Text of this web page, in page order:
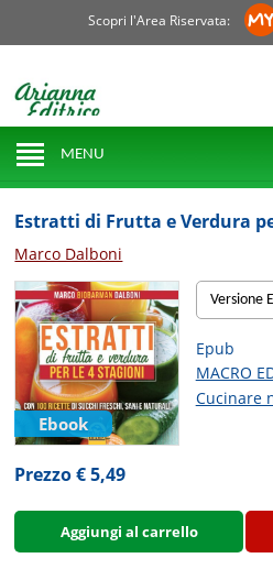
Scopri l'Area Riservata:
MENU
Estratti di Frutta e Verdura
Marco Dalboni
Ebook
Versione
Epub
MACRO
Cucinare
Prezzo € 5,49
Aggiungi al carrello